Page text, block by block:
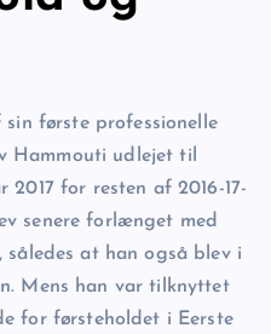
første professionelle
Hammouti udlejet til
2017 for resten af 2016-17-
senere forlænget med
således at han også blev i
Mens han var tilknyttet
for førsteholdet i Eerste